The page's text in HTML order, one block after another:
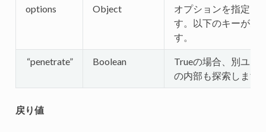
options Object
オプションを指定し
す。以下のキーがあ
す。
“penetrate” Boolean
Trueの場合、別ユニ
の内部も探索します
戻り値